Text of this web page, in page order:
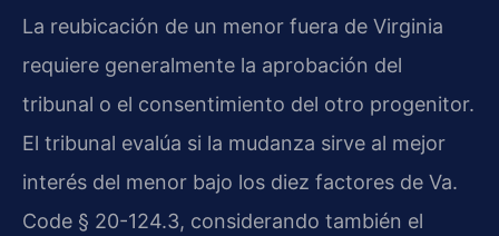
La reubicación de un menor fuera de Virginia
requiere generalmente la aprobación del
tribunal o el consentimiento del otro progenitor.
El tribunal evalúa si la mudanza sirve al mejor
interés del menor bajo los diez factores de Va.
Code § 20-124.3, considerando también el